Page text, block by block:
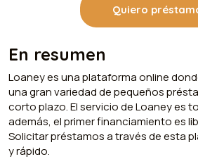
Quiero
En resumen
Loaney es una plataforma online
una gran variedad de pequeños
corto plazo. El servicio de Loaney es
además, el primer financiamiento es
Solicitar préstamos a través de esta
y rápido.